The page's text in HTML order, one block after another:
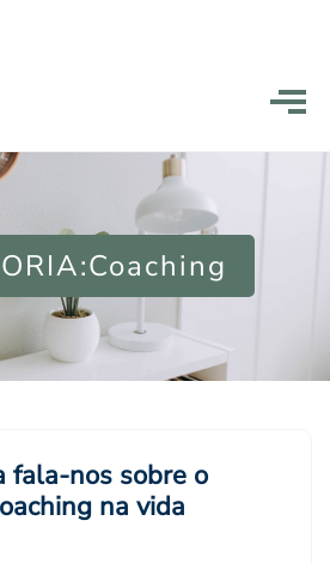
fala-nos sobre o
na vida